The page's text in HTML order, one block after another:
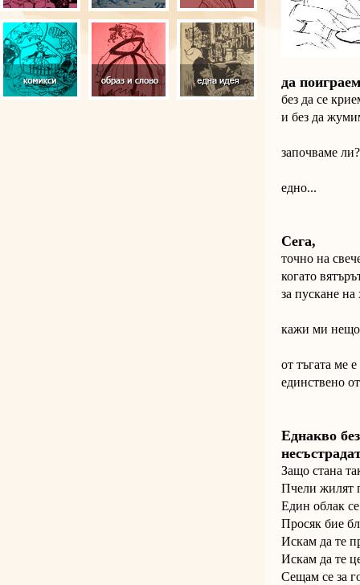
да
без да се
и без да
започваме ли?
едно...
Сега,
точно на
когато
за пускане на
кажи ми
от тъгата ме е
единствено
Еднакво
Защо стана
Пчели жилят
Един облак
Просяк бие
Искам да те
Искам да те
Сещам се за